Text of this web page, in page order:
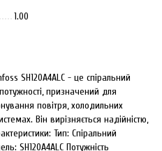
1.00
SH120A4ALC - це спіральний
призначений для
повітря, холодильних
Він вирізняється надійністю,
Тип: Спіральний
SH120A4ALC Потужність